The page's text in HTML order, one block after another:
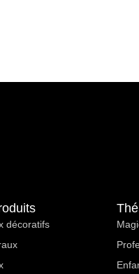
décoratifs